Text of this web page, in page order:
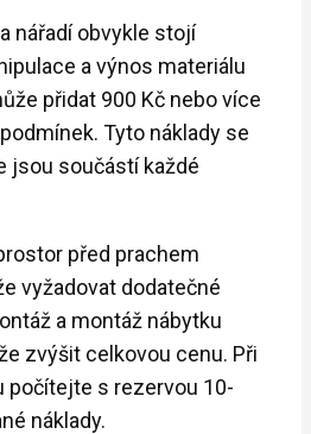
nářadí obvykle stojí
a výnos materiálu
přidat 900 Kč nebo více
Tyto náklady se
jsou součástí každé
před prachem
vyžadovat dodatečné
a montáž nábytku
zvýšit celkovou cenu. Při
počítejte s rezervou 10-
náklady.